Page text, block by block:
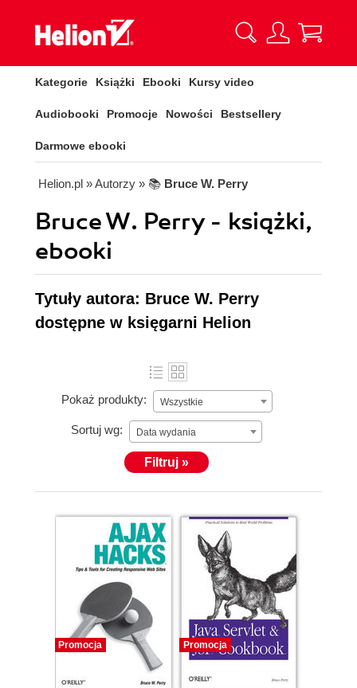
Kategorie Książki Ebooki Kursy video
Audiobooki Promocje Nowości Bestsellery
Darmowe ebooki
Helion.pl » Autorzy » 📚 Bruce W. Perry
Bruce W. Perry - książki,
ebooki
Tytuły autora: Bruce W. Perry
dostępne w księgarni Helion
Pokaż produkty: Wszystkie
Sortuj wg: Data wydania
Filtruj »
Promocja Promocja